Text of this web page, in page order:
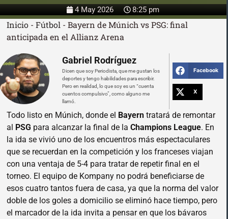
4 May 2026 8:25 pm
Inicio - Fútbol - Bayern de Múnich vs PSG: final
anticipada en el Allianz Arena
Gabriel Rodríguez
Dicen que soy Periodista, que me gustan los
deportes y tengo habilidades para escribir.
Pero en realidad, lo que soy es un “cuenta
cuentos compulsivo”, como alguno me
llamó.
Facebook
X
Todo listo en Múnich, donde el Bayern tratará de remontar
al PSG para alcanzar la final de la Champions League. En
la ida se vivió uno de los encuentros más espectaculares
que se recuerdan en la competición y los franceses viajan
con una ventaja de 5-4 para tratar de repetir final en el
torneo. El equipo de Kompany no podrá beneficiarse de
esos cuatro tantos fuera de casa, ya que la norma del valor
doble de los goles a domicilio se eliminó hace tiempo, pero
el marcador de la ida invita a pensar en que los bávaros